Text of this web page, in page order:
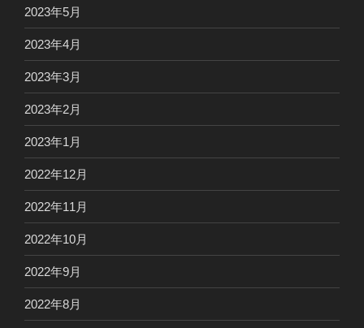
2023年5月
2023年4月
2023年3月
2023年2月
2023年1月
2022年12月
2022年11月
2022年10月
2022年9月
2022年8月